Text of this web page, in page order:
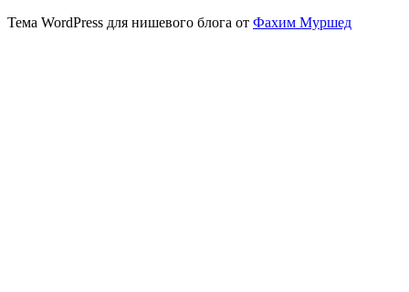
Тема WordPress для нишевого блога от Фахим Муршед